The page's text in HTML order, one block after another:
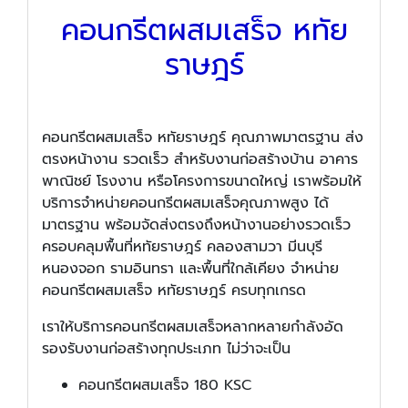
คอนกรีตผสมเสร็จ หทัย
ราษฎร์
คอนกรีตผสมเสร็จ หทัยราษฎร์ คุณภาพมาตรฐาน ส่ง
ตรงหน้างาน รวดเร็ว สำหรับงานก่อสร้างบ้าน อาคาร
พาณิชย์ โรงงาน หรือโครงการขนาดใหญ่ เราพร้อมให้
บริการจำหน่ายคอนกรีตผสมเสร็จคุณภาพสูง ได้
มาตรฐาน พร้อมจัดส่งตรงถึงหน้างานอย่างรวดเร็ว
ครอบคลุมพื้นที่หทัยราษฎร์ คลองสามวา มีนบุรี
หนองจอก รามอินทรา และพื้นที่ใกล้เคียง จำหน่าย
คอนกรีตผสมเสร็จ หทัยราษฎร์ ครบทุกเกรด
เราให้บริการคอนกรีตผสมเสร็จหลากหลายกำลังอัด
รองรับงานก่อสร้างทุกประเภท ไม่ว่าจะเป็น
คอนกรีตผสมเสร็จ 180 KSC